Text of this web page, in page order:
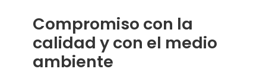
Compromiso con la
calidad y con el medio
ambiente